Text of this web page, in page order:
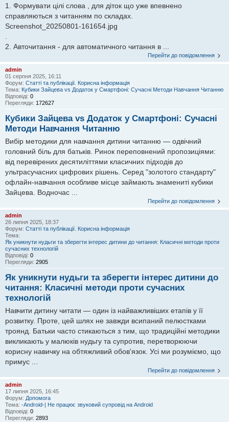
1. Формувати цілі слова , для діток що уже впевнено
справляються з читанням по складах.
Screenshot_20250801-161654.jpg
.
2. Авточитання - для автоматичного читання в ...
Перейти до повідомлення
admin
01 серпня 2025, 16:11
Форум: Статті та публікації. Корисна інформація
Тема: Кубики Зайцева vs Додаток у Смартфоні: Сучасні Методи Навчання Читанню
Відповіді: 0
Перегляди: 172627
Кубики Зайцева vs Додаток у Смартфоні: Сучасні
Методи Навчання Читанню
Вибір методики для навчання дитини читанню — одвічний
головний біль для батьків. Ринок переповнений пропозиціями:
від перевірених десятиліттями класичних підходів до
ультрасучасних цифрових рішень. Серед "золотого стандарту"
офлайн-навчання особливе місце займають знамениті кубики
Зайцева. Водночас ...
Перейти до повідомлення
admin
26 липня 2025, 18:37
Форум: Статті та публікації. Корисна інформація
Тема:
Як уникнути нудьги та зберегти інтерес дитини до читання: Класичні методи проти
сучасних технологій
Відповіді: 0
Перегляди: 2905
Як уникнути нудьги та зберегти інтерес дитини до
читання: Класичні методи проти сучасних
технологій
Навчити дитину читати — один із найважливіших етапів у її
розвитку. Проте, цей шлях не завжди всипаний пелюстками
троянд. Батьки часто стикаються з тим, що традиційні методики
викликають у малюків нудьгу та супротив, перетворюючи
корисну навичку на обтяжливий обов'язок. Усі ми розуміємо, що
примус ...
Перейти до повідомлення
admin
17 липня 2025, 16:45
Форум: Допомога
Тема: -Android-| Не працює звуковий супровід на Android
Відповіді: 0
Перегляди: 2893